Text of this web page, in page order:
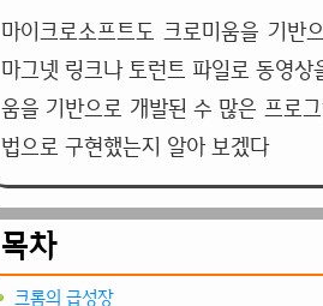
마이크로소프트도 크로미움을 기반
마그넷 링크나 토런트 파일로 동영
움을 기반으로 개발된 수 많은 프로
법으로 구현했는지 알아 보겠다
목차
크롬의 급성장